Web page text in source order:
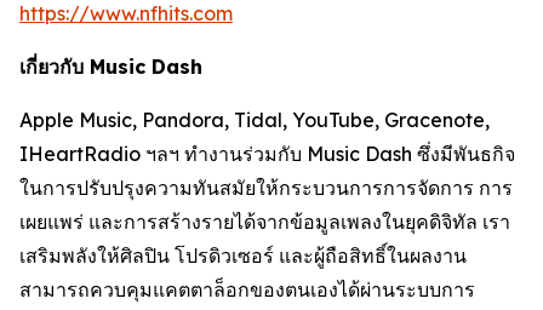
https://www.nfhits.com
เกี่ยวกับ Music Dash
Apple Music, Pandora, Tidal, YouTube, Gracenote,
IHeartRadio ฯลฯ ทำงานร่วมกับ Music Dash ซึ่งมีพันธกิจ
ในการปรับปรุงความทันสมัยให้กระบวนการการจัดการ การ
เผยแพร่ และการสร้างรายได้จากข้อมูลเพลงในยุคดิจิทัล เรา
เสริมพลังให้ศิลปิน โปรดิวเซอร์ และผู้ถือสิทธิ์ในผลงาน
สามารถควบคุมแคตตาล็อกของตนเองได้ผ่านระบบการ